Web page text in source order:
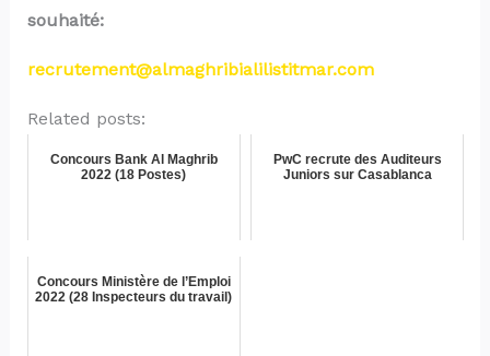
souhaité:
recrutement@almaghribialilistitmar.com
Related posts:
Concours Bank Al Maghrib
2022 (18 Postes)
PwC recrute des Auditeurs
Juniors sur Casablanca
Concours Ministère de l’Emploi
2022 (28 Inspecteurs du travail)